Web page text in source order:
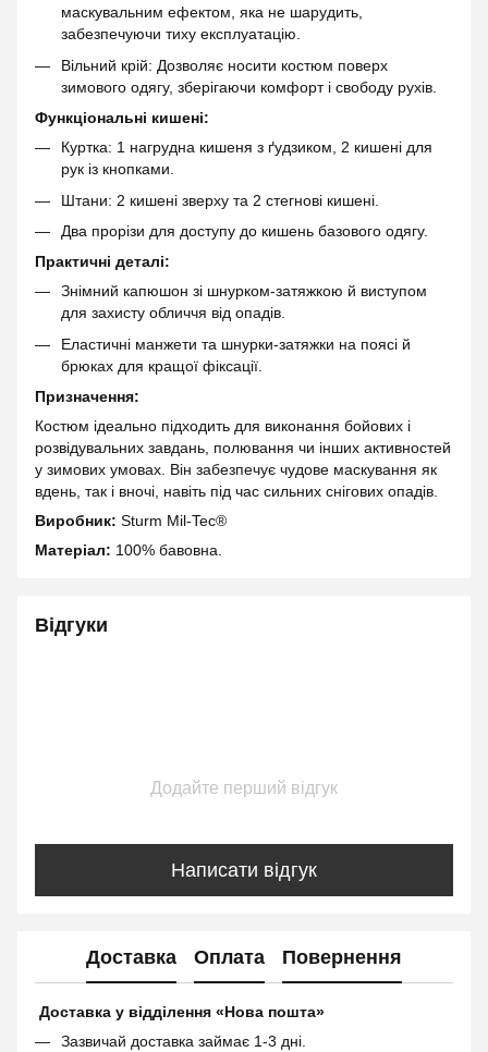
маскувальним ефектом, яка не шарудить,
забезпечуючи тиху експлуатацію.
Вільний крій: Дозволяє носити костюм поверх
зимового одягу, зберігаючи комфорт і свободу рухів.
Функціональні кишені:
Куртка: 1 нагрудна кишеня з ґудзиком, 2 кишені для
рук із кнопками.
Штани: 2 кишені зверху та 2 стегнові кишені.
Два прорізи для доступу до кишень базового одягу.
Практичні деталі:
Знімний капюшон зі шнурком-затяжкою й виступом
для захисту обличчя від опадів.
Еластичні манжети та шнурки-затяжки на поясі й
брюках для кращої фіксації.
Призначення:
Костюм ідеально підходить для виконання бойових і
розвідувальних завдань, полювання чи інших активностей
у зимових умовах. Він забезпечує чудове маскування як
вдень, так і вночі, навіть під час сильних снігових опадів.
Виробник: Sturm Mil-Tec®
Матеріал: 100% бавовна.
Відгуки
Додайте перший відгук
Написати відгук
Доставка Оплата Повернення
Доставка у відділення «Нова пошта»
Зазвичай доставка займає 1-3 дні.